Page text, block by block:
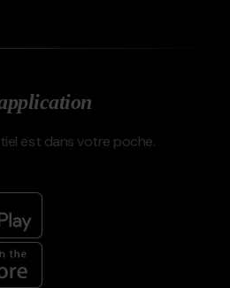
est dans votre poche.